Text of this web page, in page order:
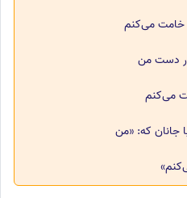
می‌کنم
دست من
می‌کنم
که: «من